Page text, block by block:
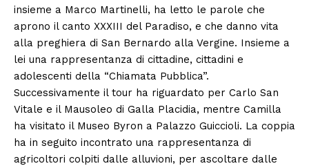
insieme a Marco Martinelli, ha letto le parole che
aprono il canto XXXIII del Paradiso, e che danno vita
alla preghiera di San Bernardo alla Vergine. Insieme a
lei una rappresentanza di cittadine, cittadini e
adolescenti della “Chiamata Pubblica”.
Successivamente il tour ha riguardato per Carlo San
Vitale e il Mausoleo di Galla Placidia, mentre Camilla
ha visitato il Museo Byron a Palazzo Guiccioli. La coppia
ha in seguito incontrato una rappresentanza di
agricoltori colpiti dalle alluvioni, per ascoltare dalle